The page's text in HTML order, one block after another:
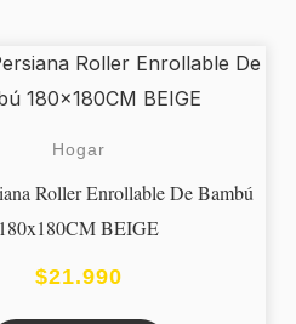
Hogar
Roller Enrollable De Bambú
180x180CM BEIGE
$21.990